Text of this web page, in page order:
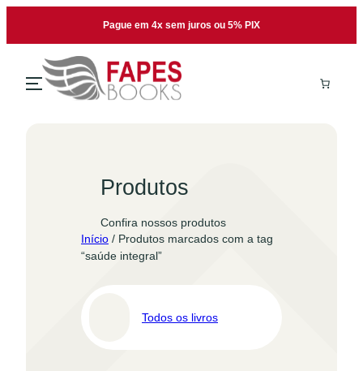
o
conteúdo
Pague em 4x sem juros ou 5% PIX
Produtos
Confira nossos produtos
Início / Produtos marcados com a tag
“saúde integral”
Todos os livros